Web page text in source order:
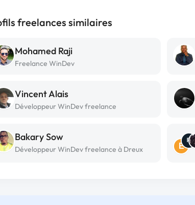
freelances similaires
Mohamed Raji
Freelance WinDev
Vincent Alais
Développeur WinDev freelance
Bakary Sow
Développeur WinDev freelance à Dreux E